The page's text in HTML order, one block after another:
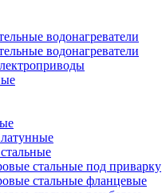
водонагреватели
водонагреватели
стальные под приварку
стальные фланцевые